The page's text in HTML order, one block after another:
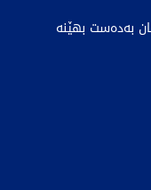
بەدەست بهێنە